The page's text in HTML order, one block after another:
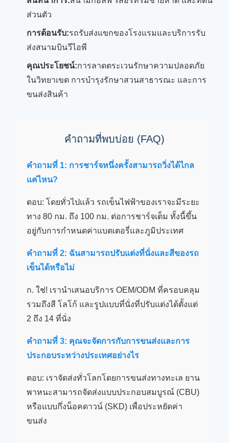
ส่วนตัว
การต้อนรับ:รถรับส่งแขกของโรงแรมและบริการรับ
ส่งสนามบินวีไอพี
คุณประโยชน์:การลาดตระเวนรักษาความปลอดภัย
ในวิทยาเขต การบำรุงรักษาสวนสาธารณะ และการ
ขนส่งสินค้า
คำถามที่พบบ่อย (FAQ)
คำถามที่ 1: การชาร์จหนึ่งครั้งสามารถวิ่งได้ไกล
แค่ไหน?
ตอบ: โดยทั่วไปแล้ว รถเข็นไฟฟ้าของเราจะมีระยะ
ทาง 80 กม. ถึง 100 กม. ต่อการชาร์จเต็ม ทั้งนี้ขึ้น
อยู่กับการกำหนดค่าแบตเตอรี่และภูมิประเทศ
คำถามที่ 2: ฉันสามารถปรับแต่งที่นั่งและสีของรถ
เข็นได้หรือไม่
ก. ใช่! เรานำเสนอบริการ OEM/ODM ที่ครอบคลุม
รวมถึงสี โลโก้ และรูปแบบที่นั่งที่ปรับแต่งได้ตั้งแต่
2 ถึง 14 ที่นั่ง
คำถามที่ 3: คุณจะจัดการกับการขนส่งและการ
ประกอบระหว่างประเทศอย่างไร
ตอบ: เราจัดส่งทั่วโลกโดยการขนส่งทางทะเล ยาน
พาหนะสามารถจัดส่งแบบประกอบสมบูรณ์ (CBU)
หรือแบบกึ่งน็อคดาวน์ (SKD) เพื่อประหยัดค่า
ขนส่ง